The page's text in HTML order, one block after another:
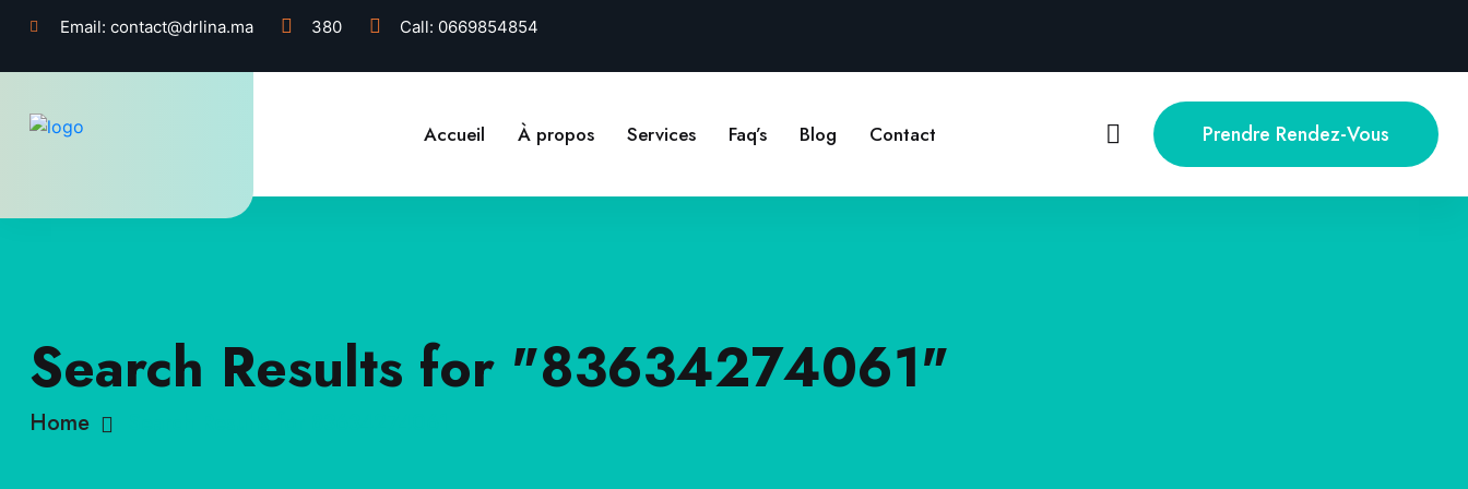
Email: contact@drlina.ma 380 Call: 0669854854
Accueil À propos Services Faq’s Blog Contact Prendre Rendez-Vous
Search Results for "83634274061"
Home